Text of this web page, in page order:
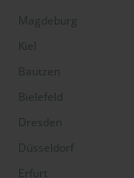
Magdeburg
Kiel
Bautzen
Bielefeld
Dresden
Düsseldorf
Erfurt